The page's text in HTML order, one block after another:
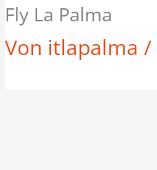
Fly La Palma
Von itlapalma/